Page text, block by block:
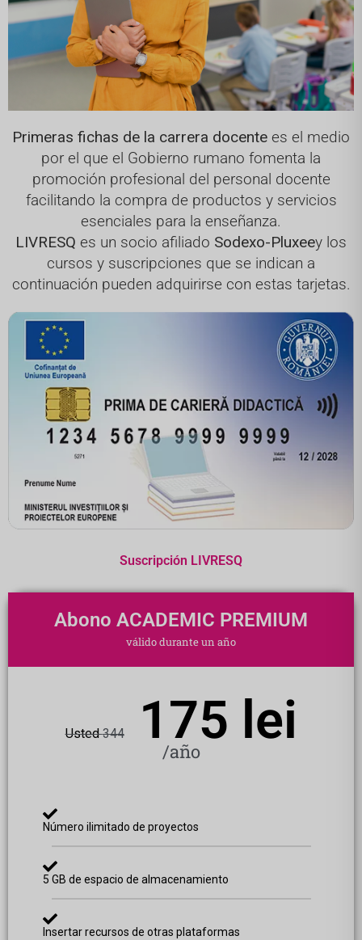
Primeras fichas de la carrera docente es el medio
por el que el Gobierno rumano fomenta la
promoción profesional del personal docente
facilitando la compra de productos y servicios
esenciales para la enseñanza.
LIVRESQ es un socio afiliado Sodexo-Pluxeey los
cursos y suscripciones que se indican a
continuación pueden adquirirse con estas tarjetas.
Suscripción LIVRESQ
Abono ACADEMIC PREMIUM
válido durante un año
Usted344 175 lei
/año
Número ilimitado de proyectos
5 GB de espacio de almacenamiento
Insertar recursos de otras plataformas